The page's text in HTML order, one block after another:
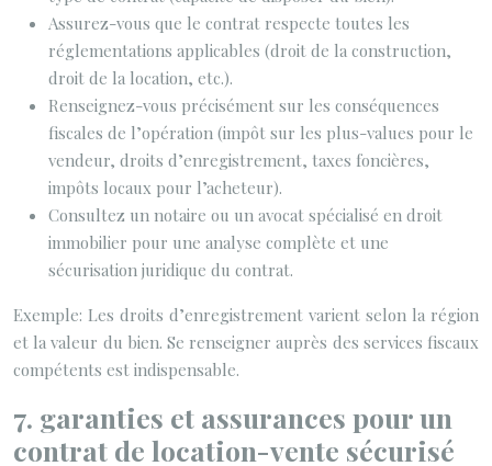
Assurez-vous que le contrat respecte toutes les
réglementations applicables (droit de la construction,
droit de la location, etc.).
Renseignez-vous précisément sur les conséquences
fiscales de l’opération (impôt sur les plus-values pour le
vendeur, droits d’enregistrement, taxes foncières,
impôts locaux pour l’acheteur).
Consultez un notaire ou un avocat spécialisé en droit
immobilier pour une analyse complète et une
sécurisation juridique du contrat.
Exemple: Les droits d’enregistrement varient selon la région
et la valeur du bien. Se renseigner auprès des services fiscaux
compétents est indispensable.
7. garanties et assurances pour un
contrat de location-vente sécurisé